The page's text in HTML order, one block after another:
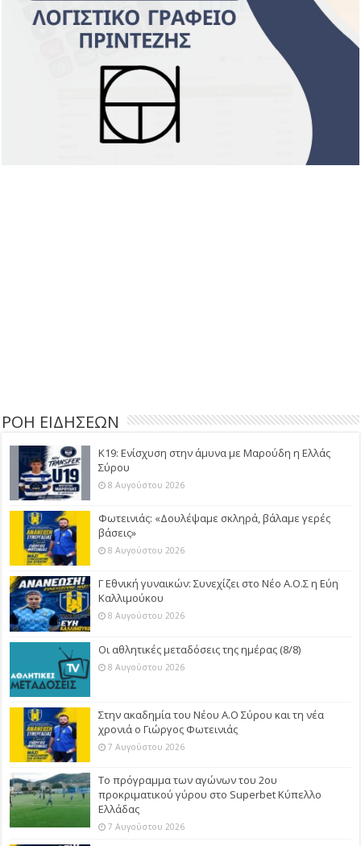
ΡΟΗ ΕΙΔΗΣΕΩΝ
Κ19: Ενίσχυση στην άμυνα με Μαρούδη η Ελλάς
Σύρου
8 Αυγούστου 2026
Φωτεινιάς: «Δουλέψαμε σκληρά, βάλαμε γερές
βάσεις»
8 Αυγούστου 2026
Γ Εθνική γυναικών: Συνεχίζει στο Νέο Α.Ο.Σ η Εύη
Καλλιμούκου
8 Αυγούστου 2026
Οι αθλητικές μεταδόσεις της ημέρας (8/8)
8 Αυγούστου 2026
Στην ακαδημία του Νέου Α.Ο Σύρου και τη νέα
χρονιά ο Γιώργος Φωτεινιάς
7 Αυγούστου 2026
Το πρόγραμμα των αγώνων του 2ου
προκριματικού γύρου στο Superbet Κύπελλο
Ελλάδας
7 Αυγούστου 2026